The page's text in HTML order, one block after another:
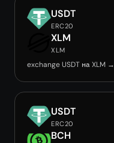
USDT
ERC20
XLM
XLM
exchange USDT на XLM →
USDT
ERC20
BCH